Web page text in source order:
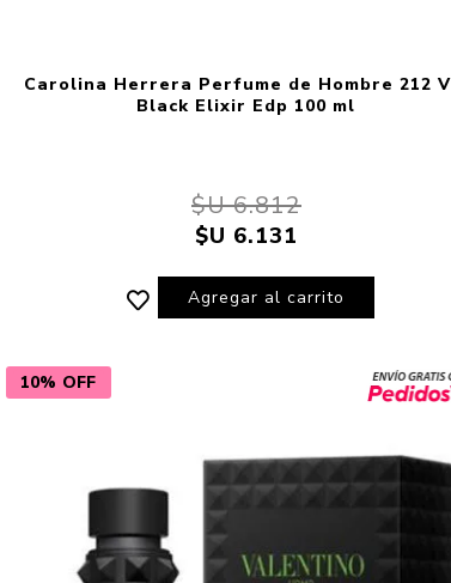
Carolina Herrera Perfume de Hombre 212
Black Elixir Edp 100 ml
$U 6.812
$U 6.131
Agregar al carrito
10% OFF